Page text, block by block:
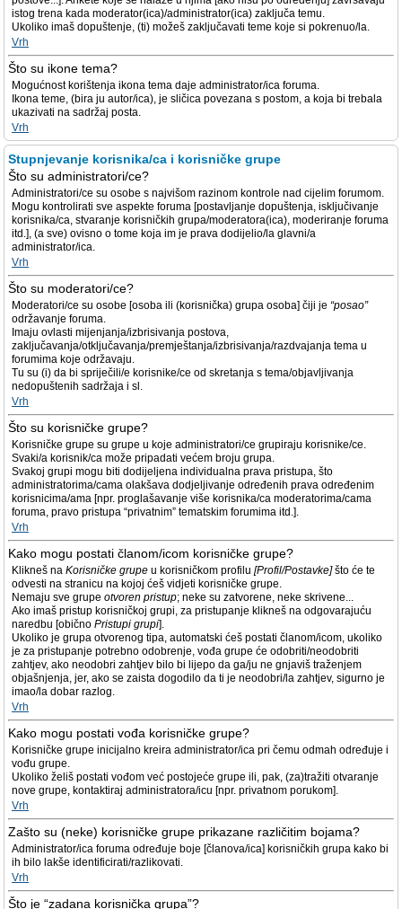
istog trena kada moderator(ica)/administrator(ica) zaključa temu.
Ukoliko imaš dopuštenje, (ti) možeš zaključavati teme koje si pokrenuo/la.
Vrh
Što su ikone tema?
Mogućnost korištenja ikona tema daje administrator/ica foruma.
Ikona teme, (bira ju autor/ica), je sličica povezana s postom, a koja bi trebala
ukazivati na sadržaj posta.
Vrh
Stupnjevanje korisnika/ca i korisničke grupe
Što su administratori/ce?
Administratori/ce su osobe s najvišom razinom kontrole nad cijelim forumom.
Mogu kontrolirati sve aspekte foruma [postavljanje dopuštenja, isključivanje
korisnika/ca, stvaranje korisničkih grupa/moderatora(ica), moderiranje foruma
itd.], (a sve) ovisno o tome koja im je prava dodijelio/la glavni/a
administrator/ica.
Vrh
Što su moderatori/ce?
Moderatori/ce su osobe [osoba ili (korisnička) grupa osoba] čiji je “posao”
održavanje foruma.
Imaju ovlasti mijenjanja/izbrisivanja postova,
zaključavanja/otključavanja/premještanja/izbrisivanja/razdvajanja tema u
forumima koje održavaju.
Tu su (i) da bi spriječili/e korisnike/ce od skretanja s tema/objavljivanja
nedopuštenih sadržaja i sl.
Vrh
Što su korisničke grupe?
Korisničke grupe su grupe u koje administratori/ce grupiraju korisnike/ce.
Svaki/a korisnik/ca može pripadati većem broju grupa.
Svakoj grupi mogu biti dodijeljena individualna prava pristupa, što
administratorima/cama olakšava dodjeljivanje određenih prava određenim
korisnicima/ama [npr. proglašavanje više korisnika/ca moderatorima/cama
foruma, pravo pristupa “privatnim” tematskim forumima itd.].
Vrh
Kako mogu postati članom/icom korisničke grupe?
Klikneš na Korisničke grupe u korisničkom profilu [Profil/Postavke]što će te
odvesti na stranicu na kojoj ćeš vidjeti korisničke grupe.
Nemaju sve grupe otvoren pristup; neke su zatvorene, neke skrivene...
Ako imaš pristup korisničkoj grupi, za pristupanje klikneš na odgovarajuću
naredbu [obično Pristupi grupi].
Ukoliko je grupa otvorenog tipa, automatski ćeš postati članom/icom, ukoliko
je za pristupanje potrebno odobrenje, vođa grupe će odobriti/neodobriti
zahtjev, ako neodobri zahtjev bilo bi lijepo da ga/ju ne gnjaviš traženjem
objašnjenja, jer, ako se zaista dogodilo da ti je neodobri/la zahtjev, sigurno je
imao/la dobar razlog.
Vrh
Kako mogu postati vođa korisničke grupe?
Korisničke grupe inicijalno kreira administrator/ica pri čemu odmah određuje i
vođu grupe.
Ukoliko želiš postati vođom već postojeće grupe ili, pak, (za)tražiti otvaranje
nove grupe, kontaktiraj administratora/icu [npr. privatnom porukom].
Vrh
Zašto su (neke) korisničke grupe prikazane različitim bojama?
Administrator/ica foruma određuje boje [članova/ica] korisničkih grupa kako bi
ih bilo lakše identificirati/razlikovati.
Vrh
Što je “zadana korisnička grupa”?